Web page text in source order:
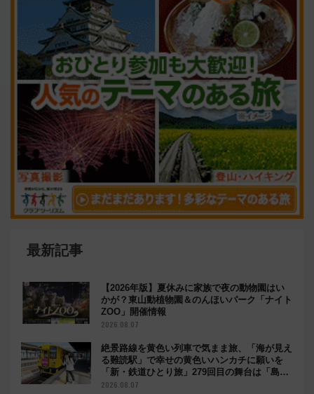
最新記事
【2026年版】夏休みに家族で夜の動物園はい
かが？東山動植物園＆のんほいパーク「ナイト
ZOO」開催情報
2026.08.07
絶景路線を黄色い列車で気まま旅、「海が見え
る難読駅」で幸せの黄色いハンカチに願いを
「新・鉄道ひとり旅」279回目の舞台は「島原
鉄道」
2026.08.07